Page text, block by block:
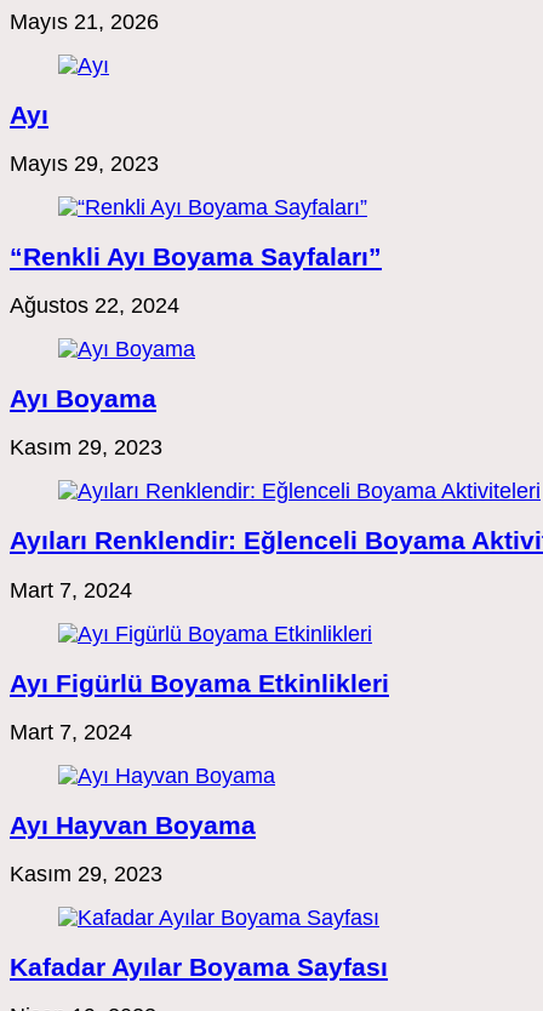
Mayıs 21, 2026
Ayı
Mayıs 29, 2023
“Renkli Ayı Boyama Sayfaları”
Ağustos 22, 2024
Ayı Boyama
Kasım 29, 2023
Ayıları Renklendir: Eğlenceli Boyama
Mart 7, 2024
Ayı Figürlü Boyama Etkinlikleri
Mart 7, 2024
Ayı Hayvan Boyama
Kasım 29, 2023
Kafadar Ayılar Boyama Sayfası